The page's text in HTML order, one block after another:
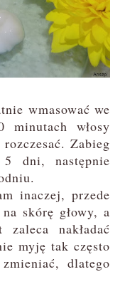
wmasować we
minutach włosy
Zabieg
5 dni, następnie
inaczej, przede
skórę głowy, a
nakładać
myję tak często
dlatego